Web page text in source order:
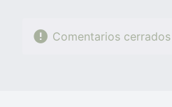
Comentarios cerrados